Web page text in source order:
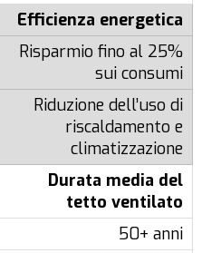
Efficienza energetica
Risparmio fino al 25%
sui consumi
Riduzione dell’uso di
riscaldamento e
climatizzazione
Durata media del
tetto ventilato
50+ anni